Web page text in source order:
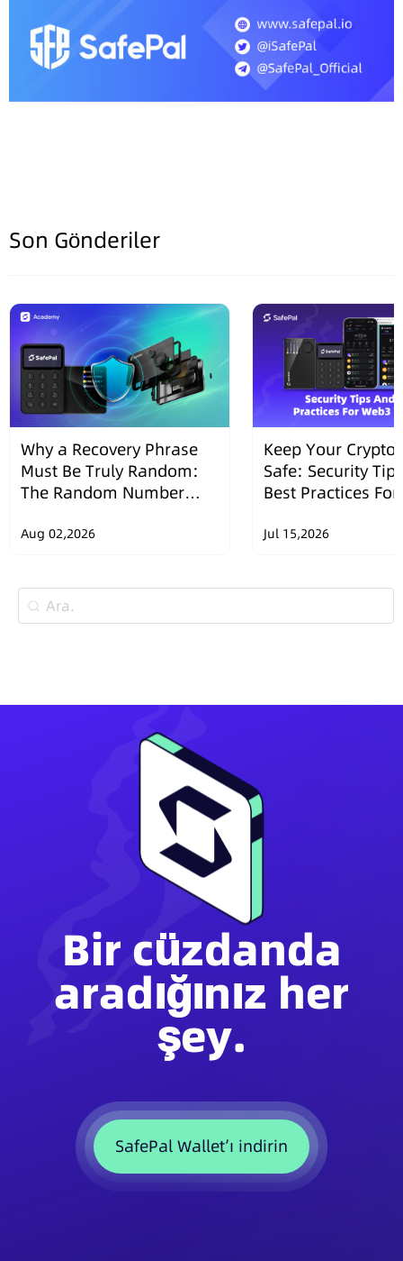
Son Gönderiler
Why a Recovery Phrase
Must Be Truly Random:
The Random Number
SafePal Hardware
Aug 02,2026
Keep Your Crypto
Safe: Security
Best Practices For
Jul 15,2026
Bir cüzdanda
aradığınız her
şey.
SafePal Wallet’ı indirin